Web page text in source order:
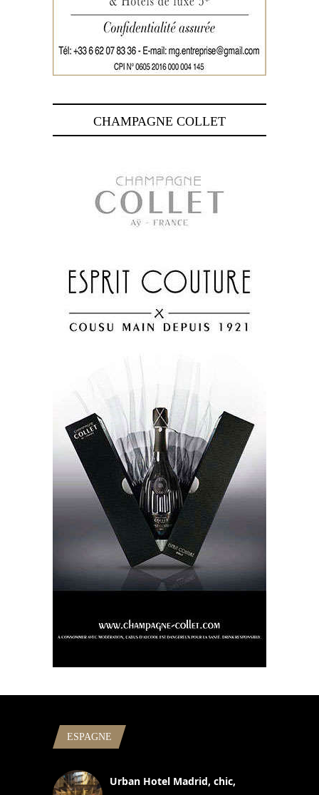
CHAMPAGNE COLLET
ESPAGNE
Urban Hotel Madrid, chic,